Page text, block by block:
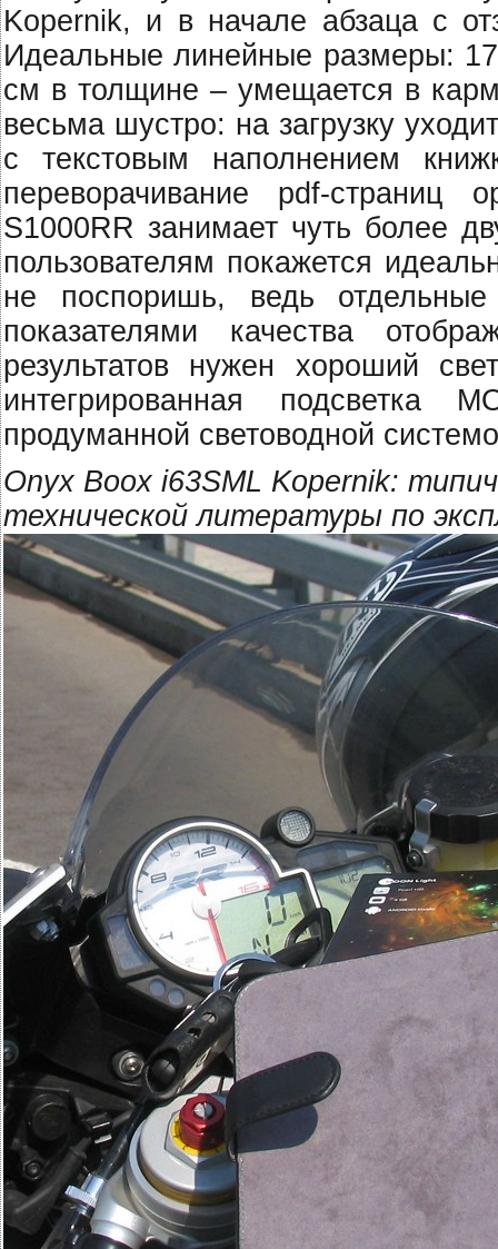
Kopernik, и в начале абзаца с
Идеальные линейные размеры:
см в толщине – умещается в
весьма шустро: на загрузку
с текстовым наполнением
переворачивание pdf-страниц
S1000RR занимает чуть более
пользователям покажется
не поспоришь, ведь
показателями качества
результатов нужен хороший
интегрированная
продуманной световодной
Onyx Boox i63SML Kopernik:
технической литературы по